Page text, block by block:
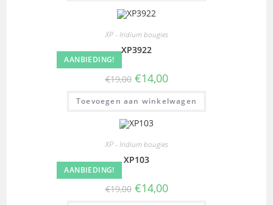
AANBIEDING!
XP - Iridium bougies
XP3922
€19,00 €14,00
Toevoegen aan winkelwagen
AANBIEDING!
XP - Iridium bougies
XP103
€19,00 €14,00